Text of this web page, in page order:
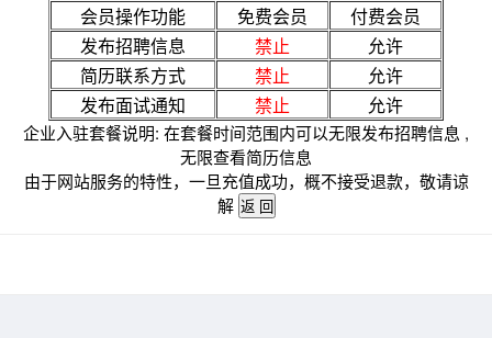
会员操作功能 免费会员
付费会员
发布招聘信息
禁止
允许
简历联系方式
禁止
允许
发布面试通知
禁止 允许
企业入驻套餐说明: 在套餐时间范围内可以无限发布招聘信息 ,
无限查看简历信息
由于网站服务的特性，一旦充值成功，概不接受退款，敬请谅
解